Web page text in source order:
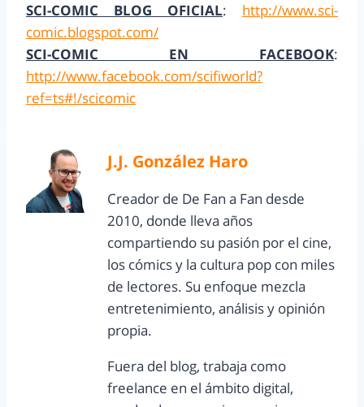
SCI-COMIC BLOG OFICIAL: http://www.sci-
comic.blogspot.com/
SCI-COMIC EN FACEBOOK:
http://www.facebook.com/scifiworld?
ref=ts#!/scicomic
J.J. González Haro
Creador de De Fan a Fan desde
2010, donde lleva años
compartiendo su pasión por el cine,
los cómics y la cultura pop con miles
de lectores. Su enfoque mezcla
entretenimiento, análisis y opinión
propia.
Fuera del blog, trabaja como
freelance en el ámbito digital,